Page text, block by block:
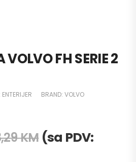
FH SERIE 2
ENTERIJER BRAND: VOLVO
KM (sa PDV: